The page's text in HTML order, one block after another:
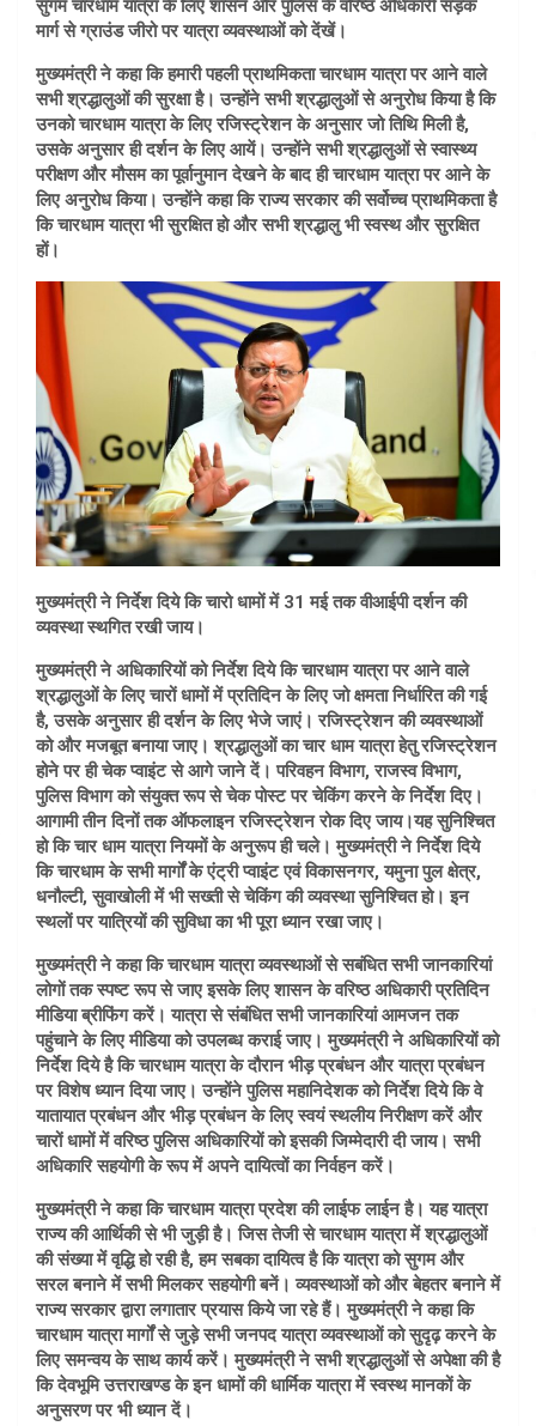
सुगम चारधाम यात्रा के लिए शासन और पुलिस के वरिष्ठ अधिकारी सड़क
मार्ग से ग्राउंड जीरो पर यात्रा व्यवस्थाओं को देंखें।
मुख्यमंत्री ने कहा कि हमारी पहली प्राथमिकता चारधाम यात्रा पर आने वाले
सभी श्रद्धालुओं की सुरक्षा है। उन्होंने सभी श्रद्धालुओं से अनुरोध किया है कि
उनको चारधाम यात्रा के लिए रजिस्ट्रेशन के अनुसार जो तिथि मिली है,
उसके अनुसार ही दर्शन के लिए आयें। उन्होंने सभी श्रद्धालुओं से स्वास्थ्य
परीक्षण और मौसम का पूर्वानुमान देखने के बाद ही चारधाम यात्रा पर आने के
लिए अनुरोध किया। उन्होंने कहा कि राज्य सरकार की सर्वोच्च प्राथमिकता है
कि चारधाम यात्रा भी सुरक्षित हो और सभी श्रद्धालु भी स्वस्थ और सुरक्षित
हों।
मुख्यमंत्री ने निर्देश दिये कि चारो धामों में 31 मई तक वीआईपी दर्शन की
व्यवस्था स्थगित रखी जाय।
मुख्यमंत्री ने अधिकारियों को निर्देश दिये कि चारधाम यात्रा पर आने वाले
श्रद्धालुओं के लिए चारों धामों में प्रतिदिन के लिए जो क्षमता निर्धारित की गई
है, उसके अनुसार ही दर्शन के लिए भेजे जाएं। रजिस्ट्रेशन की व्यवस्थाओं
को और मजबूत बनाया जाए। श्रद्धालुओं का चार धाम यात्रा हेतु रजिस्ट्रेशन
होने पर ही चेक प्वाइंट से आगे जाने दें। परिवहन विभाग, राजस्व विभाग,
पुलिस विभाग को संयुक्त रूप से चेक पोस्ट पर चेकिंग करने के निर्देश दिए।
आगामी तीन दिनों तक ऑफलाइन रजिस्ट्रेशन रोक दिए जाय।यह सुनिश्चित
हो कि चार धाम यात्रा नियमों के अनुरूप ही चले। मुख्यमंत्री ने निर्देश दिये
कि चारधाम के सभी मार्गों के एंट्री प्वाइंट एवं विकासनगर, यमुना पुल क्षेत्र,
धनौल्टी, सुवाखोली में भी सख्ती से चेकिंग की व्यवस्था सुनिश्चित हो। इन
स्थलों पर यात्रियों की सुविधा का भी पूरा ध्यान रखा जाए।
मुख्यमंत्री ने कहा कि चारधाम यात्रा व्यवस्थाओं से सबंधित सभी जानकारियां
लोगों तक स्पष्ट रूप से जाए इसके लिए शासन के वरिष्ठ अधिकारी प्रतिदिन
मीडिया ब्रीफिंग करें। यात्रा से संबंधित सभी जानकारियां आमजन तक
पहुंचाने के लिए मीडिया को उपलब्ध कराई जाए। मुख्यमंत्री ने अधिकारियों को
निर्देश दिये है कि चारधाम यात्रा के दौरान भीड़ प्रबंधन और यात्रा प्रबंधन
पर विशेष ध्यान दिया जाए। उन्होंने पुलिस महानिदेशक को निर्देश दिये कि वे
यातायात प्रबंधन और भीड़ प्रबंधन के लिए स्वयं स्थलीय निरीक्षण करें और
चारों धामों में वरिष्ठ पुलिस अधिकारियों को इसकी जिम्मेदारी दी जाय। सभी
अधिकारि सहयोगी के रूप में अपने दायित्वों का निर्वहन करें।
मुख्यमंत्री ने कहा कि चारधाम यात्रा प्रदेश की लाईफ लाईन है। यह यात्रा
राज्य की आर्थिकी से भी जुड़ी है। जिस तेजी से चारधाम यात्रा में श्रद्धालुओं
की संख्या में वृद्धि हो रही है, हम सबका दायित्व है कि यात्रा को सुगम और
सरल बनाने में सभी मिलकर सहयोगी बनें। व्यवस्थाओं को और बेहतर बनाने में
राज्य सरकार द्वारा लगातार प्रयास किये जा रहे हैं। मुख्यमंत्री ने कहा कि
चारधाम यात्रा मार्गों से जुड़े सभी जनपद यात्रा व्यवस्थाओं को सुदृढ़ करने के
लिए समन्वय के साथ कार्य करें। मुख्यमंत्री ने सभी श्रद्धालुओं से अपेक्षा की है
कि देवभूमि उत्तराखण्ड के इन धामों की धार्मिक यात्रा में स्वस्थ मानकों के
अनुसरण पर भी ध्यान दें।